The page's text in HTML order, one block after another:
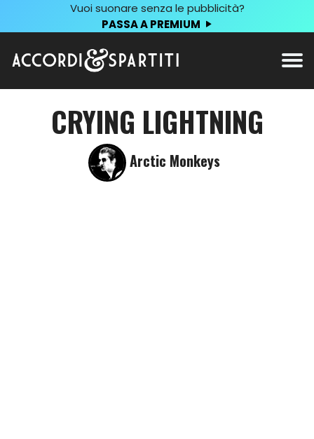
Vuoi suonare senza le pubblicità?
PASSA A PREMIUM
CRYING LIGHTNING
Arctic Monkeys